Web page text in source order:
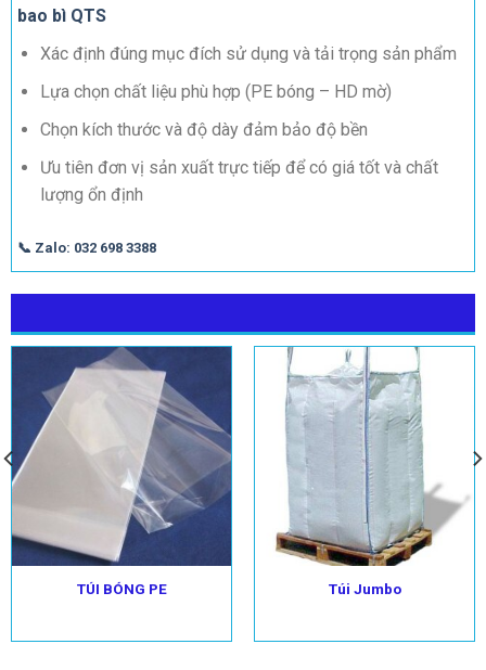
bao bì QTS
Xác định đúng mục đích sử dụng và tải trọng sản phẩm
Lựa chọn chất liệu phù hợp (PE bóng – HD mờ)
Chọn kích thước và độ dày đảm bảo độ bền
Ưu tiên đơn vị sản xuất trực tiếp để có giá tốt và chất
lượng ổn định
📞 Zalo: 032 698 3388
CÓ THỂ BẠN QUAN TÂM
TÚI BÓNG PE Túi Jumbo